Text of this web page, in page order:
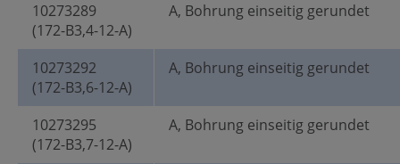
10273289
(172-B3,4-12-A)
A, Bohrung einseitig gerundet
10273292
(172-B3,6-12-A)
A, Bohrung einseitig gerundet
10273295
(172-B3,7-12-A)
A, Bohrung einseitig gerundet